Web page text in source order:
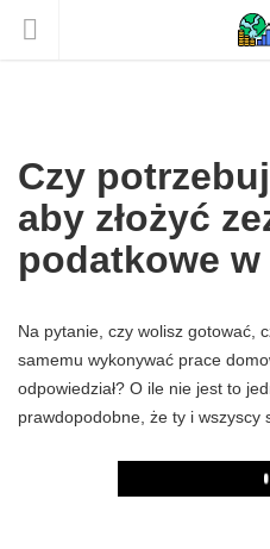
Czy
aby złożyć
podatkowe
Na pytanie, czy wolisz gotować,
samemu wykonywać prace
odpowiedział? O ile nie jest to
prawdopodobne, że ty i wszyscy